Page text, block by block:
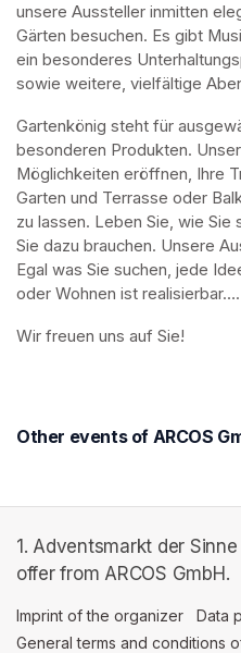
unsere Aussteller inmitten
Gärten besuchen. Es gibt
ein besonderes
sowie weitere, vielfältige
Gartenkönig steht für
besonderen Produkten.
Möglichkeiten eröffnen, Ihre
Garten und Terrasse oder
zu lassen. Leben Sie, wie Sie
Sie dazu brauchen. Unsere
Egal was Sie suchen, jede
oder Wohnen ist realisierbar….
Wir freuen uns auf Sie!
Other events of ARCOS
1. Adventsmarkt der
offer from ARCOS GmbH.
Imprint of the organizer Data
General terms and conditions